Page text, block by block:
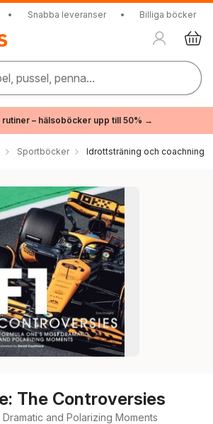
• Snabba leveranser • Billiga böcker
pussel, penna...
rutiner – hälsoböcker upp till 50% →
Sportböcker Idrottsträning och coachning
The Controversies
and Polarizing Moments